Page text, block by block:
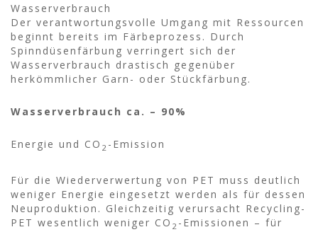
Wasserverbrauch
Der verantwortungsvolle Umgang mit Ressourcen
beginnt bereits im Färbeprozess. Durch
Spinndüsenfärbung verringert sich der
Wasserverbrauch drastisch gegenüber
herkömmlicher Garn- oder Stückfärbung.
Wasserverbrauch ca. – 90%
Energie und CO 2 -Emission
Für die Wiederverwertung von PET muss deutlich
weniger Energie eingesetzt werden als für dessen
Neuproduktion. Gleichzeitig verursacht Recycling-
PET wesentlich weniger CO 2 -Emissionen – für